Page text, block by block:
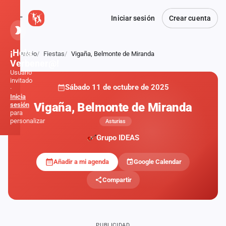
Iniciar sesión Crear cuenta
Atrás
Inicio Fiestas Vigaña, Belmonte de Miranda
Sábado 11 de octubre de 2025
Vigaña, Belmonte de Miranda
Asturias
Grupo IDEAS
Añadir a mi agenda Google Calendar
Compartir
¡Hola,
Verbener@!
Usuario
invitado
·
Inicia
sesión
para
personalizar
Formaciones